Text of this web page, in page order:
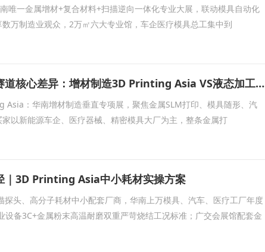
唯一金属增材+复合材料+扫描逆向一体化专业大展，联动模具自动化
万制造业观众，2万㎡六大专业馆，车企医疗模具总工集中到
两大广州工业展赛道核心差异：增材制造3D Printing Asia VS液态加工BLFAasia
Asia：华南增材制造垂直专项展，聚焦金属SLM打印、模具随形、汽
以新能源车企、医疗器械、精密模具大厂为主，整条金属打
｜3D Printing Asia中小耗材实操方案
探头、高分子耗材中小配套厂商，华南上万模具、汽车、医疗工厂年度
设备3C+金属粉末高温耐磨双重严苛烧结工况标准；广交会展馆配套金